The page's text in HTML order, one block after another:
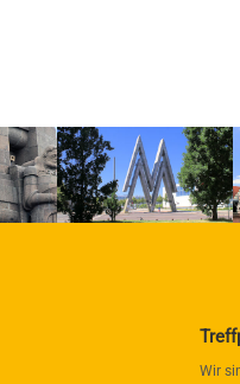
Wir